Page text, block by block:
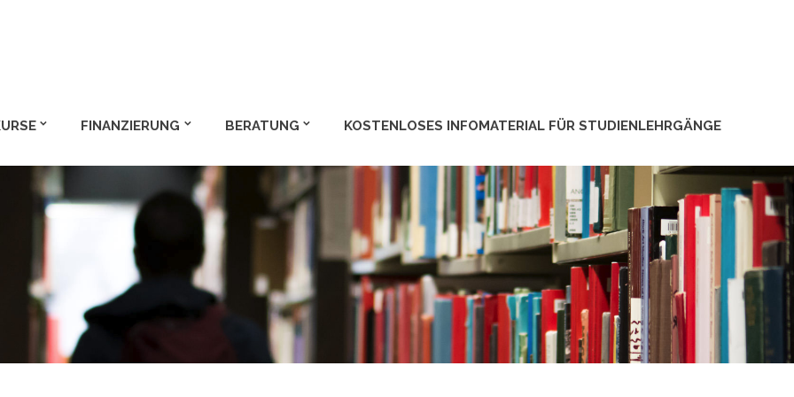
FINANZIERUNG BERATUNG KOSTENLOSES INFOMATERIAL FÜR STUDIENLEHRGÄNGE